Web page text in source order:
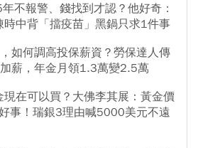
不報警、錢找到才認？他好奇：
中背「擋疫苗」黑鍋只求1件事
如何調高投保薪資？勞保達人傳
薪，年金月領1.3萬變2.5萬
在可以買？大佛李其展：黃金價
事！瑞銀3理由喊5000美元不遠